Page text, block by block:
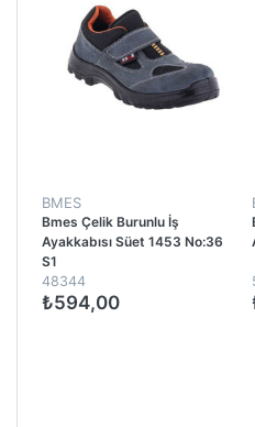
BMES
Bmes Çelik Burunlu İş
Ayakkabısı Süet 1453 No:36
S1
48344
₺594,00